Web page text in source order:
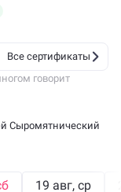
Все сертификаты
говорит
й Сыромятнический
19 авг ср